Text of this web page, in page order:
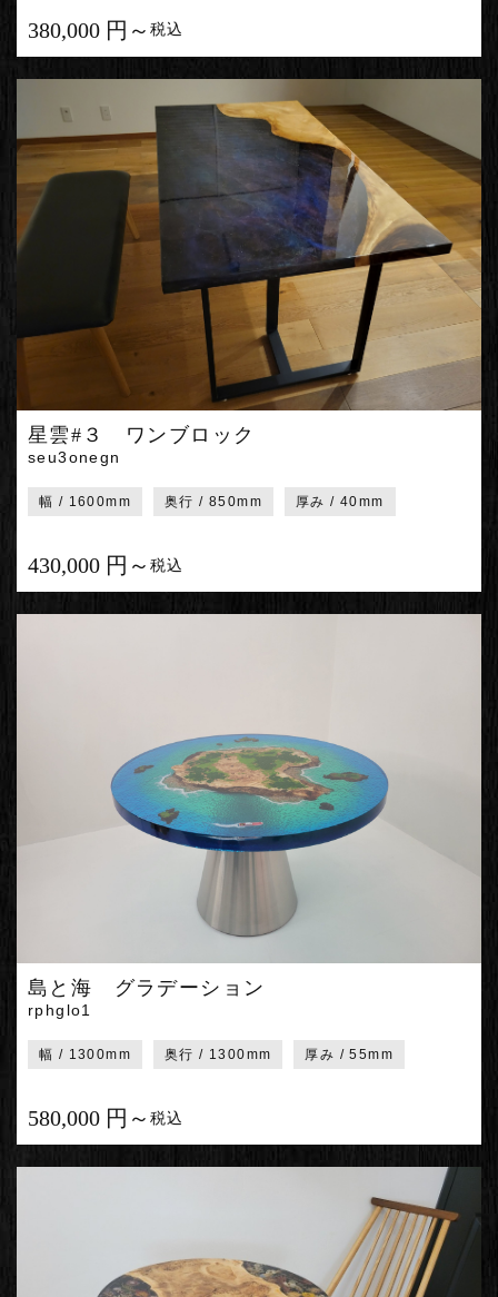
380,000 円～ 税込
星雲#３ ワンブロック
seu3onegn
幅 / 1600mm 奥行 / 850mm 厚み / 40mm
430,000 円～ 税込
島と海 グラデーション
rphglo1
幅 / 1300mm 奥行 / 1300mm 厚み / 55mm
580,000 円～ 税込